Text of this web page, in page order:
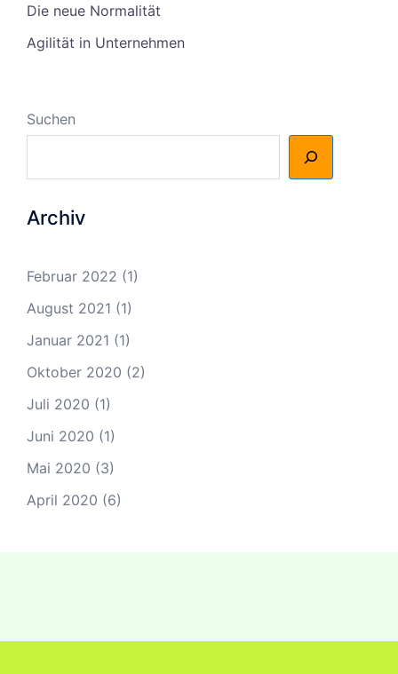
Die neue Normalität
Agilität in Unternehmen
Suchen
Archiv
Februar 2022 (1)
August 2021 (1)
Januar 2021 (1)
Oktober 2020 (2)
Juli 2020 (1)
Juni 2020 (1)
Mai 2020 (3)
April 2020 (6)